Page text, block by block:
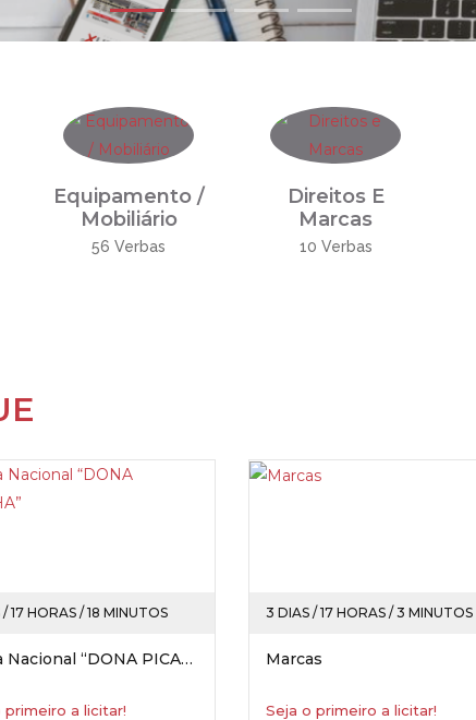
Equipamento /
Mobiliário
56 Verbas
Direitos E
Marcas
10 Verbas
17 HORAS / 18 MINUTOS
Marca Nacional “DONA PICANHA”
primeiro a licitar!
3 DIAS / 17 HORAS / 3 MINUTOS
Marcas
Seja o primeiro a licitar!